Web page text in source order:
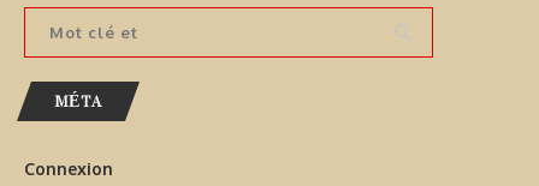
MÉTA
Connexion